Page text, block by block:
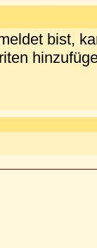
bist,